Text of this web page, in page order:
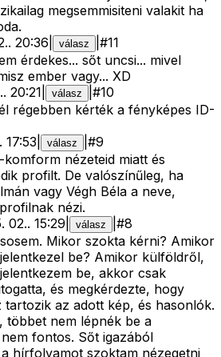
megsemmisiteni valakit ha
. 20:36 válasz #11
érdekes... sőt uncsi... mivel
ember vagy... XD
. 20:21 válasz #10
régebben kérték a fényképes ID-
. 17:53 válasz #9
nézeteid miatt és
profilt. De valószínűleg, ha
vagy Végh Béla a neve,
nézi.
02.. 15:29 válasz #8
Mikor szokta kérni? Amikor
be? Amikor külföldről,
be, akkor csak
és megkérdezte, hogy
tartozik az adott kép, és hasonlók.
többet nem lépnék be a
fontos. Sőt igazából
hírfolyamot szoktam nézegetni